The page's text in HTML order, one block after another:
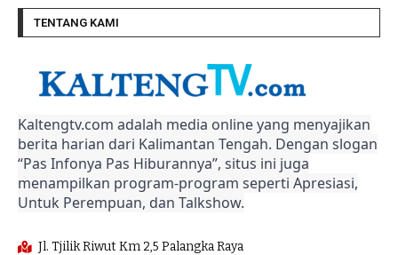
TENTANG KAMI
Kaltengtv.com adalah media online yang menyajikan
berita harian dari Kalimantan Tengah. Dengan slogan
“Pas Infonya Pas Hiburannya”, situs ini juga
menampilkan program-program seperti Apresiasi,
Untuk Perempuan, dan Talkshow.
Jl. Tjilik Riwut Km 2,5 Palangka Raya